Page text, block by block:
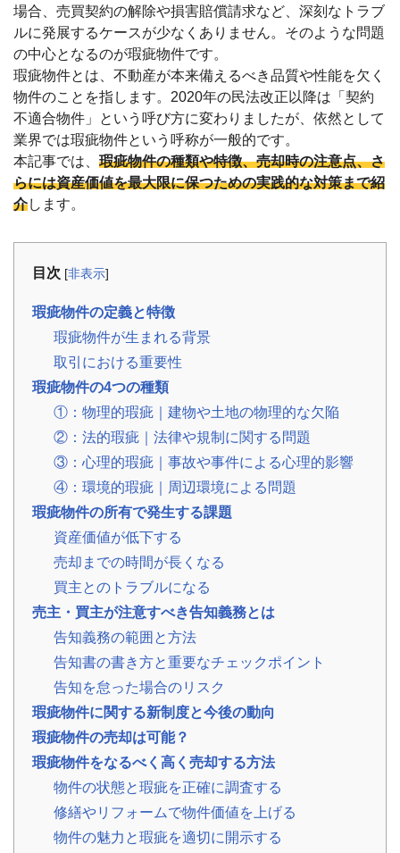
📊
買
取
実
績
全
国
47
都
府
県
の
買
事
📖
お
立
ち
コ
ラ
ム
相
共
持
分・
空
家・
税
金
▾
💬
お
客
の
声
依
い
た
だ
い
た
お
客
様
の
レ
ュ
場合、売買契約の解除や損害賠償請求など、深刻なトラブ
ルに発展するケースが少なくありません。そのような問題
の中心となるのが瑕疵物件です。
瑕疵物件とは、不動産が本来備えるべき品質や性能を欠く
物件のことを指します。2020年の民法改正以降は「契約
不適合物件」という呼び方に変わりましたが、依然として
業界では瑕疵物件という呼称が一般的です。
本記事では、 瑕疵物件の種類や特徴、売却時の注意点、さ
らには資産価値を最大限に保つための実践的な対策まで紹
介します。
目次 [非表示]
瑕疵物件の定義と特徴
瑕疵物件が生まれる背景
取引における重要性
瑕疵物件の4つの種類
①：物理的瑕疵｜建物や土地の物理的な欠陥
②：法的瑕疵｜法律や規制に関する問題
③：心理的瑕疵｜事故や事件による心理的影響
④：環境的瑕疵｜周辺環境による問題
瑕疵物件の所有で発生する課題
資産価値が低下する
売却までの時間が長くなる
買主とのトラブルになる
売主・買主が注意すべき告知義務とは
告知義務の範囲と方法
告知書の書き方と重要なチェックポイント
告知を怠った場合のリスク
瑕疵物件に関する新制度と今後の動向
瑕疵物件の売却は可能？
瑕疵物件をなるべく高く売却する方法
物件の状態と瑕疵を正確に調査する
修繕やリフォームで物件価値を上げる
物件の魅力と瑕疵を適切に開示する